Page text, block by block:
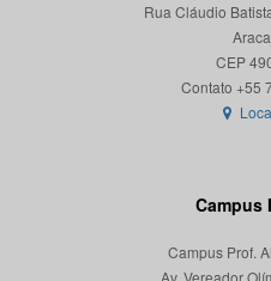
Rua Cláudio
CEP
Campus
Campus Prof.